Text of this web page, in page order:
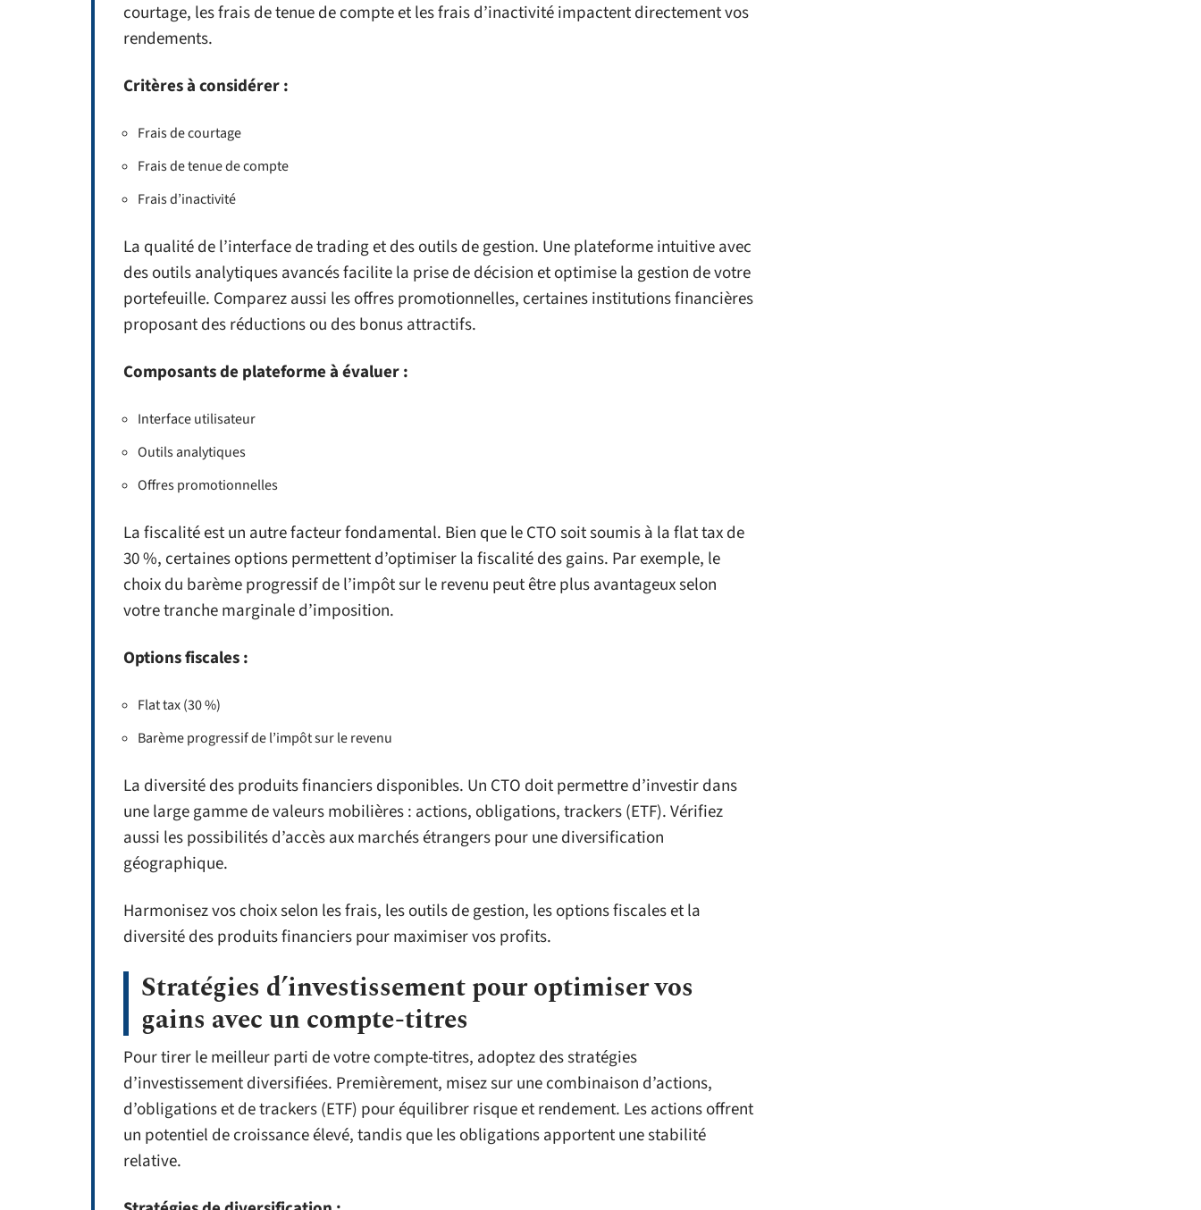
courtage, les frais de tenue de compte et les frais d’inactivité impactent directement vos
rendements.
Critères à considérer :
Frais de courtage
Frais de tenue de compte
Frais d’inactivité
La qualité de l’interface de trading et des outils de gestion. Une plateforme intuitive avec
des outils analytiques avancés facilite la prise de décision et optimise la gestion de votre
portefeuille. Comparez aussi les offres promotionnelles, certaines institutions financières
proposant des réductions ou des bonus attractifs.
Composants de plateforme à évaluer :
Interface utilisateur
Outils analytiques
Offres promotionnelles
La fiscalité est un autre facteur fondamental. Bien que le CTO soit soumis à la flat tax de
30 %, certaines options permettent d’optimiser la fiscalité des gains. Par exemple, le
choix du barème progressif de l’impôt sur le revenu peut être plus avantageux selon
votre tranche marginale d’imposition.
Options fiscales :
Flat tax (30 %)
Barème progressif de l’impôt sur le revenu
La diversité des produits financiers disponibles. Un CTO doit permettre d’investir dans
une large gamme de valeurs mobilières : actions, obligations, trackers (ETF). Vérifiez
aussi les possibilités d’accès aux marchés étrangers pour une diversification
géographique.
Harmonisez vos choix selon les frais, les outils de gestion, les options fiscales et la
diversité des produits financiers pour maximiser vos profits.
Stratégies d’investissement pour optimiser vos
gains avec un compte-titres
Pour tirer le meilleur parti de votre compte-titres, adoptez des stratégies
d’investissement diversifiées. Premièrement, misez sur une combinaison d’actions,
d’obligations et de trackers (ETF) pour équilibrer risque et rendement. Les actions offrent
un potentiel de croissance élevé, tandis que les obligations apportent une stabilité
relative.